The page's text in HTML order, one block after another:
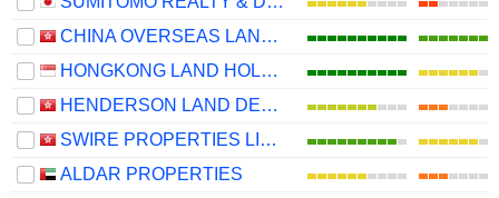
CHINA OVERSEAS LAND & INVESTMENT LIMITED
HONGKONG LAND HOLDINGS LIMITED
HENDERSON LAND DEVELOPMENT COMPANY LIMITED
SWIRE PROPERTIES LIMITED
ALDAR PROPERTIES